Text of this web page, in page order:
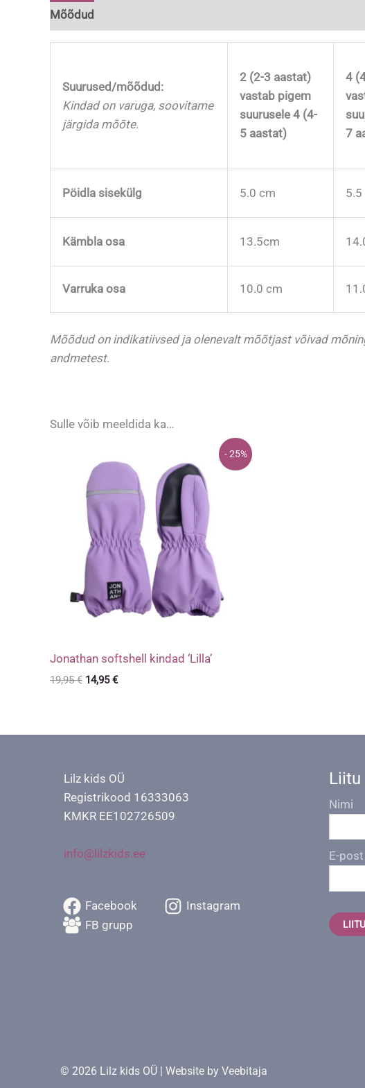
Mõõdud
Suurused/mõõdud:
Kindad on varuga, soovitame
järgida mõõte.
2 (2-3 aastat)
vastab pigem
suurusele 4 (4-
5 aastat)
4
7
Pöidla sisekülg 5.0 cm 5.5
Kämbla osa 13.5cm
Varruka osa 10.0 cm
Mõõdud on indikatiivsed ja olenevalt mõõtjast võivad
andmetest.
Sulle võib meeldida ka…
- 25%
Jonathan softshell kindad ‘Lilla’
19,95€ Algne
14,95€Praegune
Lilz kids OÜ
Registrikood 16333063
KMKR EE102726509
info@lilzkids.ee
Facebook
Instagram
FB grupp
Liitu
Nimi
E-post
LIITU
© 2026 Lilz kids OÜ | Website by Veebitaja